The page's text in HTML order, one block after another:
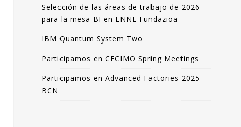
de forma resumida pero clara. La
de artículos los podrás leer en 3-4
de tu tiempo.
que lo disfrutes tanto como yo.
Sáenz -
Selección de las áreas de trabajo de 2026
para la mesa BI en ENNE Fundazioa
IBM Quantum System Two
Participamos en CECIMO Spring Meetings
Participamos en Advanced Factories 2025
BCN